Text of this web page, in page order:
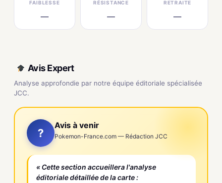
FAIBLESSE
—
RÉSISTANCE
—
RETRAITE
—
Avis Expert
Analyse approfondie par notre équipe éditoriale spécialisée
JCC.
?
Avis à venir
Pokemon-France.com — Rédaction JCC
« Cette section accueillera l'analyse
éditoriale détaillée de la carte :